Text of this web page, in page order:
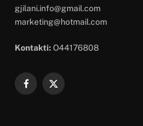
gjilani.info@gmail.com
marketing@hotmail.com
Kontakti: O44176808
Facebook
X